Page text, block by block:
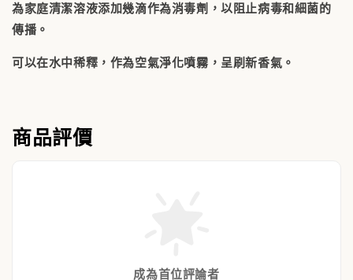
為家庭清潔溶液添加幾滴作為消毒劑，以阻止病毒和細菌的
傳播。
可以在水中稀釋，作為空氣淨化噴霧，呈刷新香氣。
商品評價
成為首位評論者